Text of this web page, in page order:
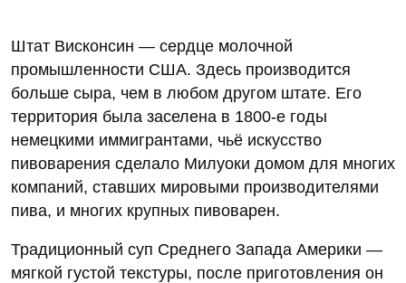
Штат Висконсин — сердце молочной
промышленности США. Здесь производится
больше сыра, чем в любом другом штате. Его
территория была заселена в 1800-е годы
немецкими иммигрантами, чьё искусство
пивоварения сделало Милуоки домом для многих
компаний, ставших мировыми производителями
пива, и многих крупных пивоварен.
Традиционный суп Среднего Запада Америки —
мягкой густой текстуры, после приготовления он